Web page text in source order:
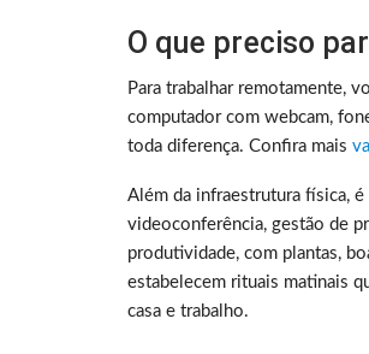
O que preciso
Para trabalhar remotamente,
computador com webcam,
toda diferença. Confira mais
Além da infraestrutura física,
videoconferência, gestão de
produtividade, com plantas,
estabelecem rituais matinais
casa e trabalho.